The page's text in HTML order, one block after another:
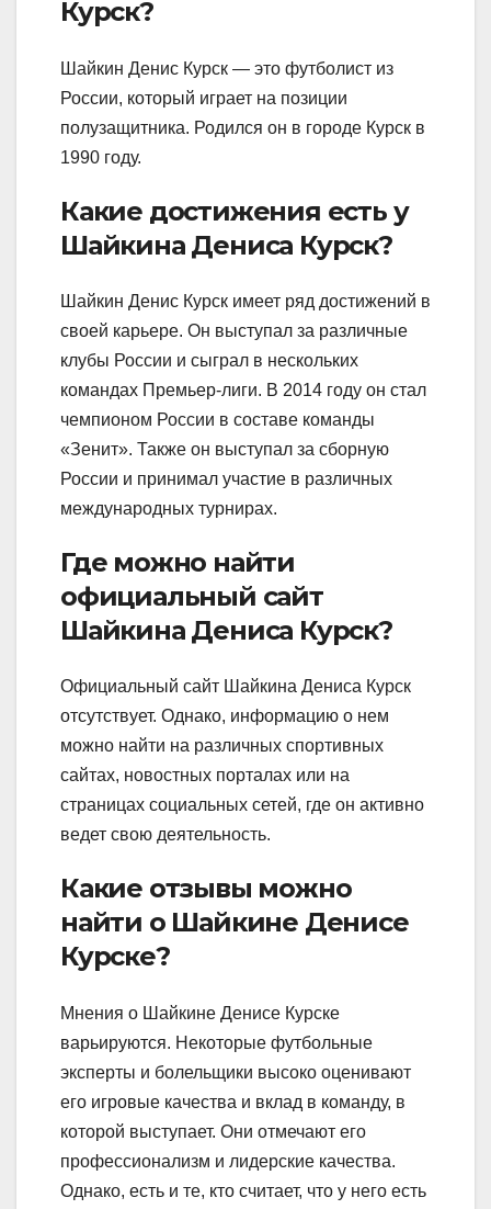
Курск?
Шайкин Денис Курск — это футболист из
России, который играет на позиции
полузащитника. Родился он в городе Курск в
1990 году.
Какие достижения есть у
Шайкина Дениса Курск?
Шайкин Денис Курск имеет ряд достижений в
своей карьере. Он выступал за различные
клубы России и сыграл в нескольких
командах Премьер-лиги. В 2014 году он стал
чемпионом России в составе команды
«Зенит». Также он выступал за сборную
России и принимал участие в различных
международных турнирах.
Где можно найти
официальный сайт
Шайкина Дениса Курск?
Официальный сайт Шайкина Дениса Курск
отсутствует. Однако, информацию о нем
можно найти на различных спортивных
сайтах, новостных порталах или на
страницах социальных сетей, где он активно
ведет свою деятельность.
Какие отзывы можно
найти о Шайкине Денисе
Курске?
Мнения о Шайкине Денисе Курске
варьируются. Некоторые футбольные
эксперты и болельщики высоко оценивают
его игровые качества и вклад в команду, в
которой выступает. Они отмечают его
профессионализм и лидерские качества.
Однако, есть и те, кто считает, что у него есть